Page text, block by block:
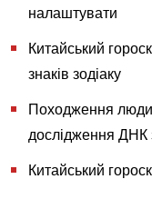
налаштувати
Китайський
знаків зодіаку
Походження
дослідження ДНК
Китайський